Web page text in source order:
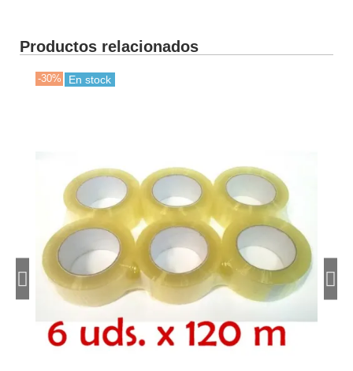
Productos relacionados
-30% En stock